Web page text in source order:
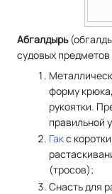
Абгалдырь
судовых
форму
рукоятки.
правильной
Гакс
(тросов);
Снасть для